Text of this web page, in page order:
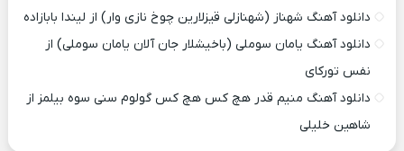
دانلود آهنگ شهناز (شهنازلی قیزلارین چوخ نازی وار) از لیندا بابازاده
دانلود آهنگ یامان سوملی (باخیشلار جان آلان یامان سوملی) از
نفس تورکای
دانلود آهنگ منیم قدر هچ کس هچ کس گولوم سنی سوه بیلمز از
شاهین خلیلی